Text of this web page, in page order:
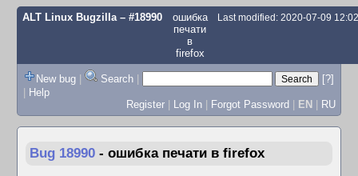
ALT Linux Bugzilla– #18990
ошибка
печати
в
firefox
Last modified: 2020-07-09
New bug | Search |
[?]
| Help
Register | Log In | Forgot Password | EN | RU
Bug 18990 - ошибка печати в firefox